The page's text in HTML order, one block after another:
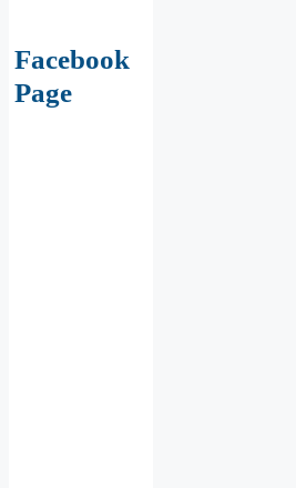
Facebook
Page